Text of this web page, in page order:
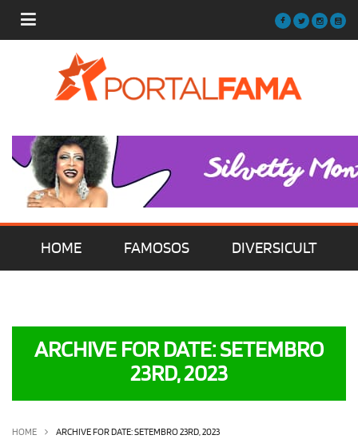
HOME FAMOSOS DIVERSICULT
OLHA ISSO! EU QUERO!
ARCHIVE FOR DATE: SETEMBRO
23RD, 2023
HOME ARCHIVE FOR DATE: SETEMBRO 23RD, 2023